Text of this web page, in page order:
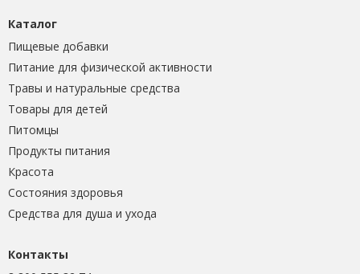
Каталог
Пищевые добавки
Питание для физической активности
Травы и натуральные средства
Товары для детей
Питомцы
Продукты питания
Красота
Состояния здоровья
Средства для душа и ухода
Контакты